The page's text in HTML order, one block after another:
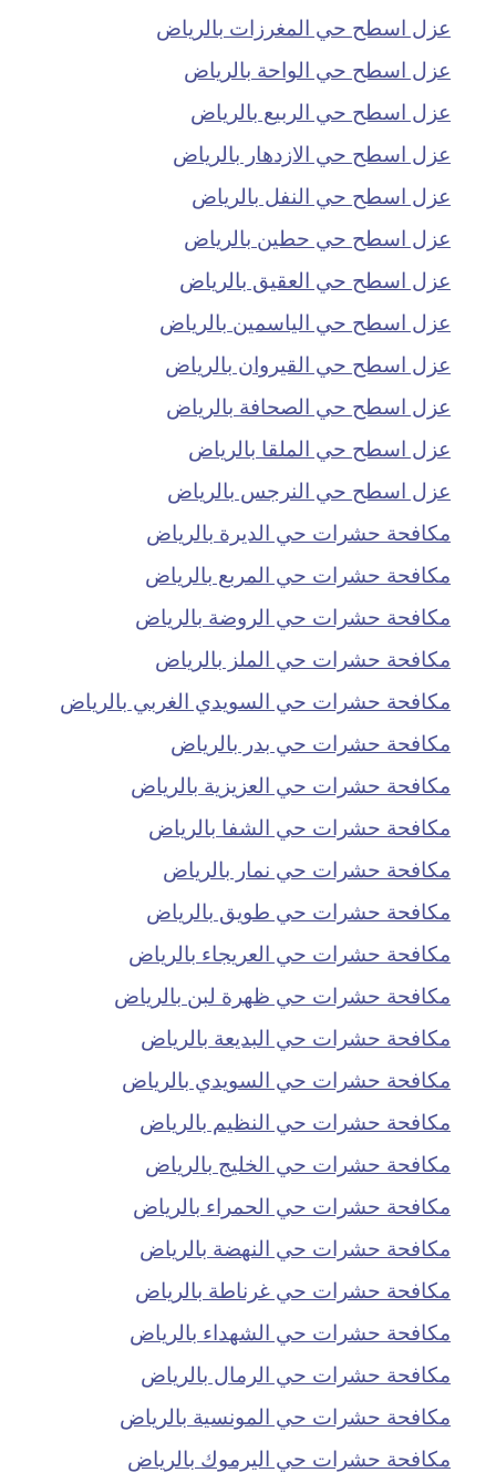
عزل اسطح حي المغرزات بالرياض
عزل اسطح حي الواحة بالرياض
عزل اسطح حي الربيع بالرياض
عزل اسطح حي الازدهار بالرياض
عزل اسطح حي النفل بالرياض
عزل اسطح حي حطين بالرياض
عزل اسطح حي العقيق بالرياض
عزل اسطح حي الياسمين بالرياض
عزل اسطح حي القيروان بالرياض
عزل اسطح حي الصحافة بالرياض
عزل اسطح حي الملقا بالرياض
عزل اسطح حي النرجس بالرياض
مكافحة حشرات حي الديرة بالرياض
مكافحة حشرات حي المربع بالرياض
مكافحة حشرات حي الروضة بالرياض
مكافحة حشرات حي الملز بالرياض
مكافحة حشرات حي السويدي الغربي بالرياض
مكافحة حشرات حي بدر بالرياض
مكافحة حشرات حي العزيزية بالرياض
مكافحة حشرات حي الشفا بالرياض
مكافحة حشرات حي نمار بالرياض
مكافحة حشرات حي طويق بالرياض
مكافحة حشرات حي العريجاء بالرياض
مكافحة حشرات حي ظهرة لبن بالرياض
مكافحة حشرات حي البديعة بالرياض
مكافحة حشرات حي السويدي بالرياض
مكافحة حشرات حي النظيم بالرياض
مكافحة حشرات حي الخليج بالرياض
مكافحة حشرات حي الحمراء بالرياض
مكافحة حشرات حي النهضة بالرياض
مكافحة حشرات حي غرناطة بالرياض
مكافحة حشرات حي الشهداء بالرياض
مكافحة حشرات حي الرمال بالرياض
مكافحة حشرات حي المونسية بالرياض
مكافحة حشرات حي اليرموك بالرياض